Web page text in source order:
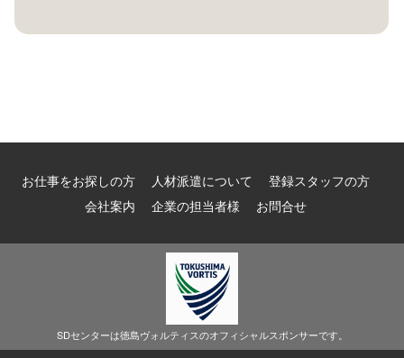
お仕事をお探しの方 人材派遣について
登録スタッフの方
会社案内
企業の担当者様 お問合せ
SDセンターは徳島ヴォルティスのオフィシャルスポンサーです。